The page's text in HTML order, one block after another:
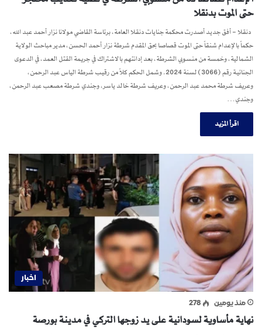
حتى الموت بدنقلا
دنقلا – أفق جديد أصدرت محكمة جنايات دنقلا العامة، برئاسة القاضي مولانا نزار أحمد عبد الله،
حكماً بالإعدام شنقاً حتى الموت قصاصا بحق المقدم شرطة نزار أحمد الحسن، مدير مباحث الولاية
الشمالية، وخمسة من منسوبي الشرطة، بعد إدانتهم بالاشتراك في جريمة القتل العمد، في الدعوى
الجنائية رقم (3066) لسنة 2024. وشمل الحكم كلاً من رقيب شرطة الياس عبد الرحمن،
وعريف شرطة محمد عبد الرحمن، وعريف شرطة خالد ياسر، وجندي شرطة مصعب عبد الرحمن،
وجندي…
اقرأ المزيد
اخبار
منذ يومين 278
نهاية مأساوية لسودانية على يد زوجها التركي في مدينة بورصة